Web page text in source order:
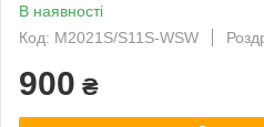
В наявності
Код: M2021S/S11S-WSW
900 ₴